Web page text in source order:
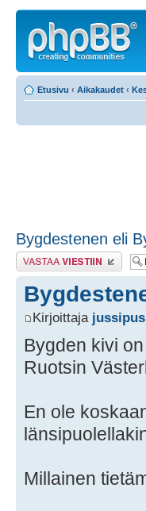
Etusivu ‹ Aikakaudet ‹
Bygdestenen eli
Lähetä vastaus
Kirjoittaja
Bygden kivi
Ruotsin
En ole
Millainen